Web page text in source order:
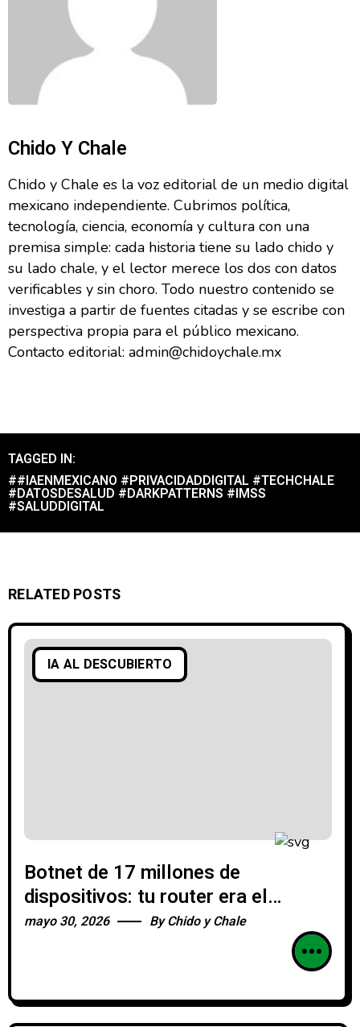
Chido Y Chale
Chido y Chale es la voz editorial de un medio digital
mexicano independiente. Cubrimos política,
tecnología, ciencia, economía y cultura con una
premisa simple: cada historia tiene su lado chido y
su lado chale, y el lector merece los dos con datos
verificables y sin choro. Todo nuestro contenido se
investiga a partir de fuentes citadas y se escribe con
perspectiva propia para el público mexicano.
Contacto editorial: admin@chidoychale.mx
TAGGED IN:
##IAENMEXICANO #PRIVACIDADDIGITAL #TECHCHALE
#DATOSDESALUD #DARKPATTERNS #IMSS
#SALUDDIGITAL
RELATED POSTS
IA AL DESCUBIERTO
Botnet de 17 millones de
dispositivos: tu router era el
criminal
mayo 30, 2026 ByChido y Chale